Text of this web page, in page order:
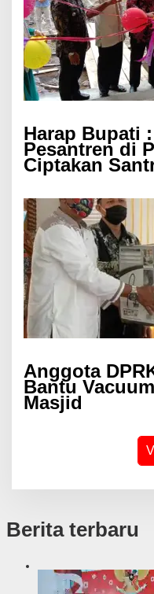
Harap Bupati
Pesantren di
Ciptakan
Anggota
Bantu
Masjid
Berita terbaru